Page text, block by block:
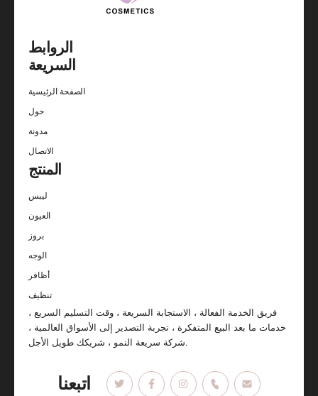
الروابط
السريعة
الصفحة الرئيسية
حول
مدونة
الاتصال
المنتج
ليبس
العيون
بروز
الوجه
أظافر
تنظيف
فريق الخدمة الفعالة ، الاستجابة السريعة ، وقت التسليم السريع ،
خدمات ما بعد البيع المتفكرة ، تجربة التصدير إلى الأسواق العالمية ،
شركة سريعة النمو ، شريكك طويل الأجل.
اتبعنا